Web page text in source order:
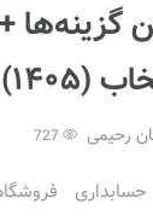
گزینه‌ها +
رحیمی
حسابداری